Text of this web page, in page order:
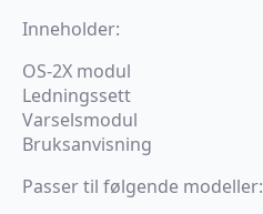
Inneholder:
OS-2X modul
Ledningssett
Varselsmodul
Bruksanvisning
Passer til følgende modeller: